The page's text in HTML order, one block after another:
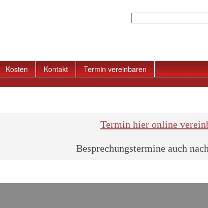
Kosten Kontakt Termin vereinbaren
Termin hier online
Besprechungstermine auch